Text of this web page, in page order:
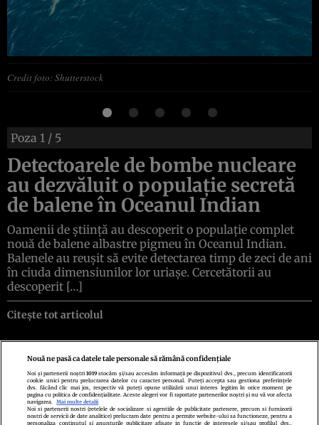
Credit foto: Shutterstock
Poza 1 / 5
Detectoarele de bombe nucleare
au dezvăluit o populație secretă
de balene în Oceanul Indian
Oamenii de știință au descoperit o populație complet
nouă de balene albastre pigmeu în Oceanul Indian.
Balenele au reușit să evite detectarea timp de zeci de ani
în ciuda dimensiunilor lor uriașe. Cercetătorii au
descoperit […]
Citește tot articolul
Politica de confidenţialitatePolitica de cookiesTermeni şi condiţii
Echipa redacționalăContactSetări Cookies
Nouă ne pasă ca datele tale personale să rămână confidențiale
Noi și partenerii noștri1019 stocăm și/sau accesăm informații pe dispozitivul dvs., precum identificatorii
cookie unici pentru prelucrarea datelor cu caracter personal. Puteți accepta sau gestiona preferințele
dvs. făcând clic mai jos, respectiv vă puteți opune utilizării unui interes legitim în orice moment pe
pagina cu politica de confidențialitate. Aceste alegeri vor fi raportate partenerilor noștri și nu vă vor afecta
navigarea.
Mai multe detalii
Noi si partenerii nostri (retelele de socializare si agentiile de publicitate partenere, precum si furnizorii
nostri de servicii de date analitice) prelucram date pentru a permite website-ului sa functioneze, pentru a
personaliza continutul si anunturile publicitare afisate in functie de interesele si/sau profilul dvs.,